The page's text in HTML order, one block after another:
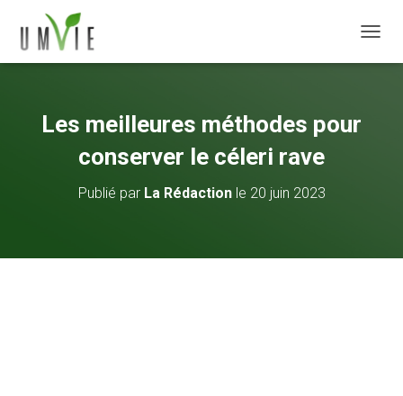
Les meilleures méthodes pour
conserver le céleri rave
Publié par La Rédactionle 20 juin 2023